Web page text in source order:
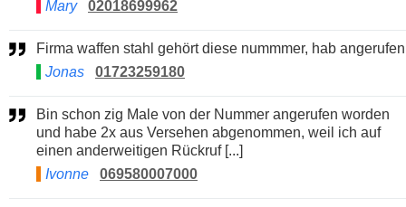
Mary
02018699962
Firma waffen stahl gehört diese nummmer, hab angerufen
Jonas
01723259180
Bin schon zig Male von der Nummer angerufen worden
und habe 2x aus Versehen abgenommen, weil ich auf
einen anderweitigen Rückruf [...]
Ivonne
069580007000